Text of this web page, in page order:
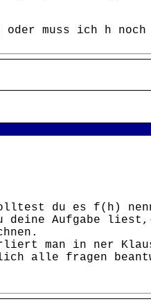
muss ich h noch
du es f(h)
Aufgabe liest,-
man in ner
alle fragen